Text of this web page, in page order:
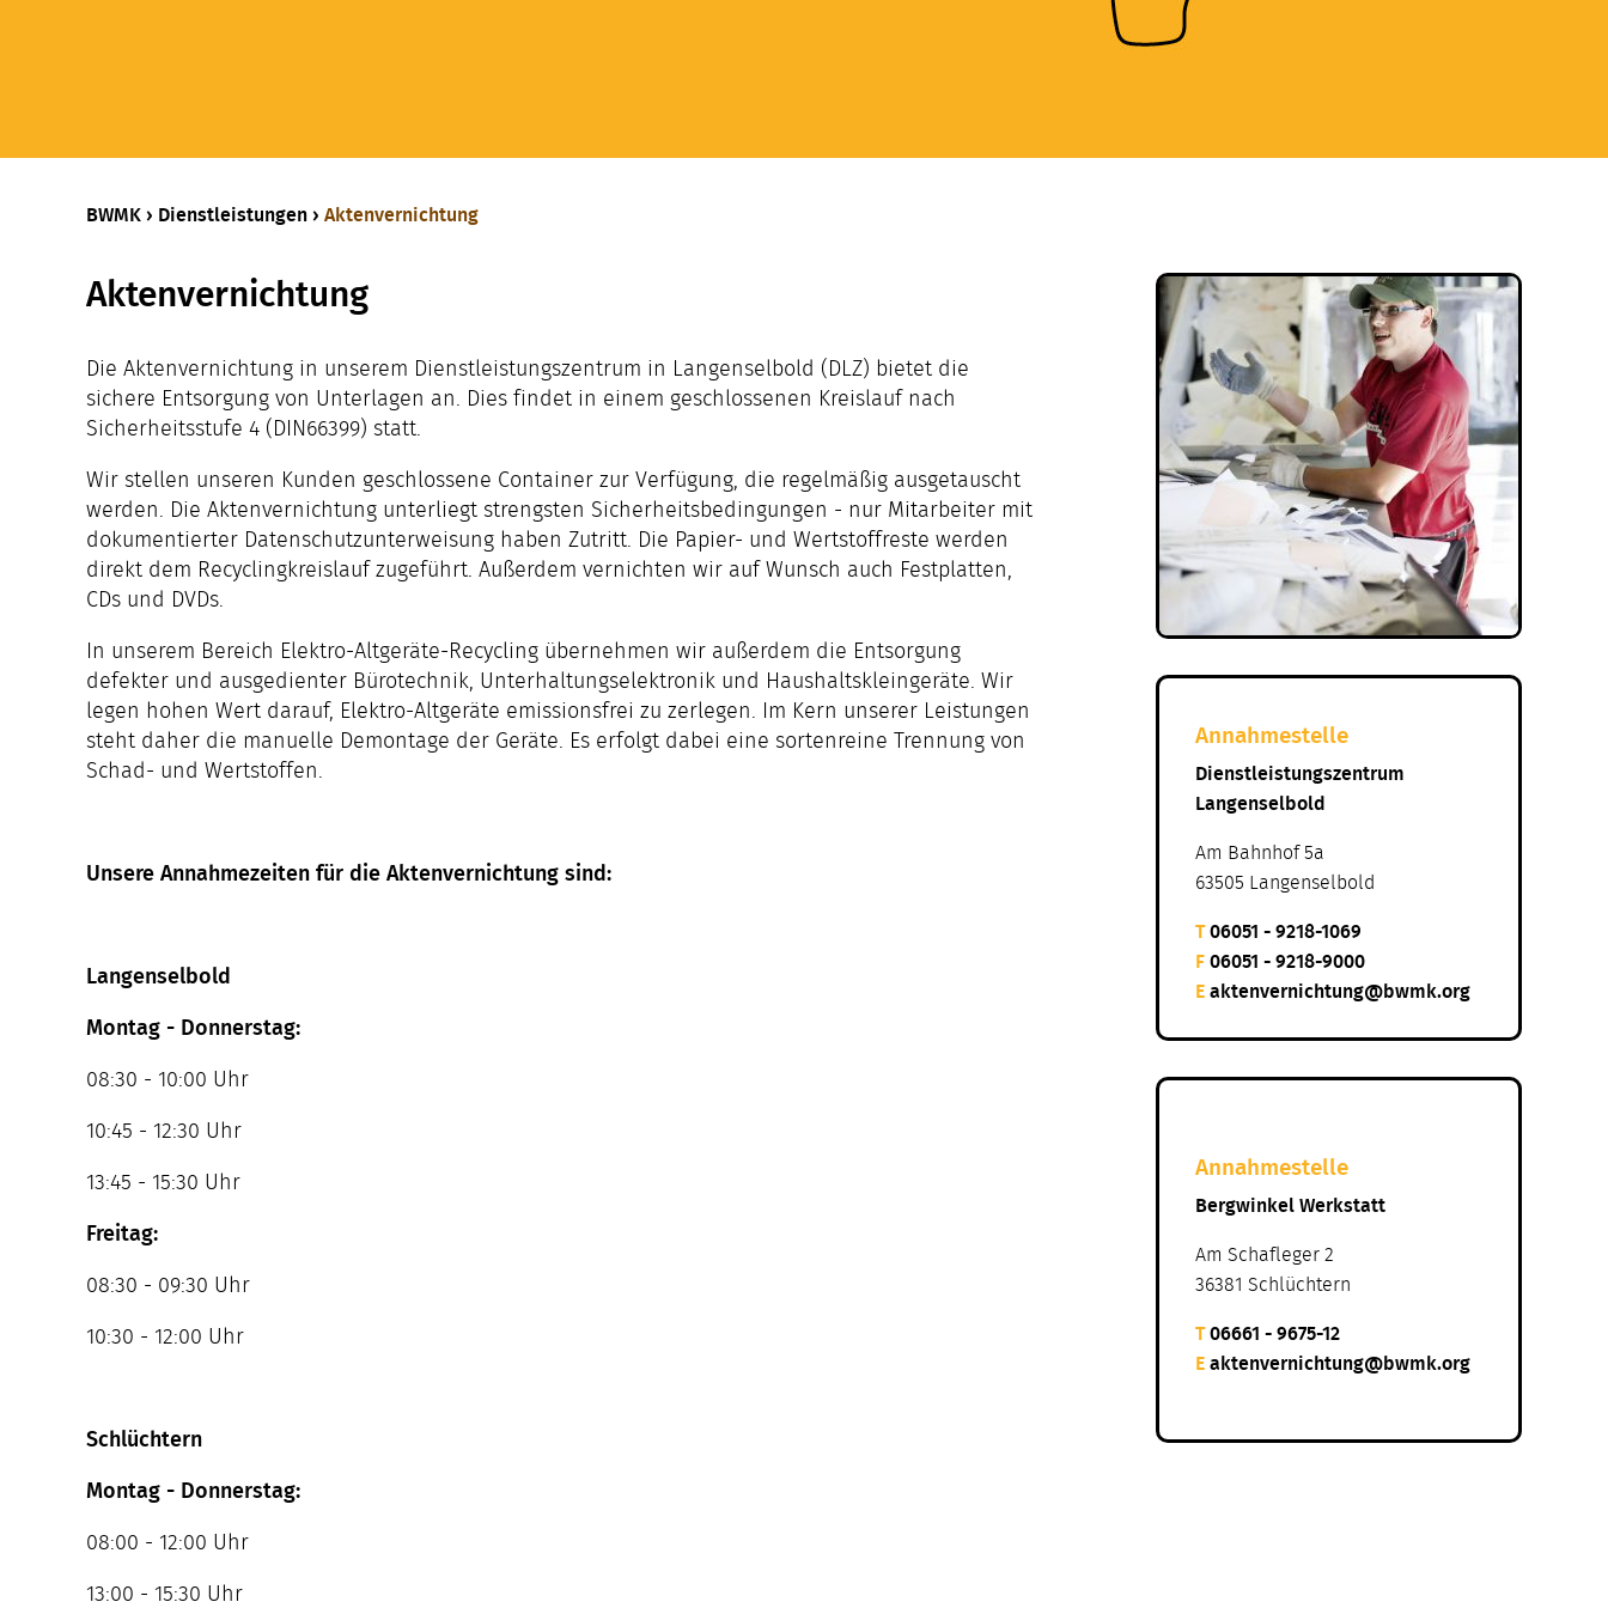
BWMK › Dienstl­eistungen › Aktenvernichtung
Aktenvernichtung
Die Aktenvernichtung in unserem Dienstleistungszentrum in Langenselbold (DLZ) bietet die
sichere Entsorgung von Unterlagen an. Dies findet in einem geschlossenen Kreislauf nach
Sicherheitsstufe 4 (DIN66399) statt.
Wir stellen unseren Kunden geschlossene Container zur Verfügung, die regelmäßig ausgetauscht
werden. Die Aktenvernichtung unterliegt strengsten Sicherheitsbedingungen - nur Mitarbeiter mit
dokumentierter Datenschutzunterweisung haben Zutritt. Die Papier- und Wertstoffreste werden
direkt dem Recyclingkreislauf zugeführt. Außerdem vernichten wir auf Wunsch auch Festplatten,
CDs und DVDs.
In unserem Bereich Elektro-Altgeräte-Recycling übernehmen wir außerdem die Entsorgung
defekter und ausgedienter Bürotechnik, Unterhaltungselektronik und Haushaltskleingeräte. Wir
legen hohen Wert darauf, Elektro-Altgeräte emissionsfrei zu zerlegen. Im Kern unserer Leistungen
steht daher die manuelle Demontage der Geräte. Es erfolgt dabei eine sortenreine Trennung von
Schad- und Wertstoffen.
Unsere Annahmezeiten für die Aktenvernichtung sind:
Langenselbold
Montag - Donnerstag:
08:30 - 10:00 Uhr
10:45 - 12:30 Uhr
13:45 - 15:30 Uhr
Freitag:
08:30 - 09:30 Uhr
10:30 - 12:00 Uhr
Schlüchtern
Montag - Donnerstag:
08:00 - 12:00 Uhr
13:00 - 15:30 Uhr
Annahmestelle
Dienstleistungszentrum
Langenselbold
Am Bahnhof 5a
63505 Langenselbold
T06051 - 9218-1069
F 06051 - 9218-9000
E aktenvernichtung@bwmk.org
Annahmestelle
Bergwinkel Werkstatt
Am Schafleger 2
36381 Schlüchtern
T06661 - 9675-12
E aktenvernichtung@bwmk.org